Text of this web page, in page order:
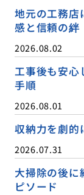
地元の工務店
感と信頼の絆
2026.08.02
工事後も安心
手順
2026.08.01
収納力を劇的
2026.07.31
大掃除の後に
ピソード